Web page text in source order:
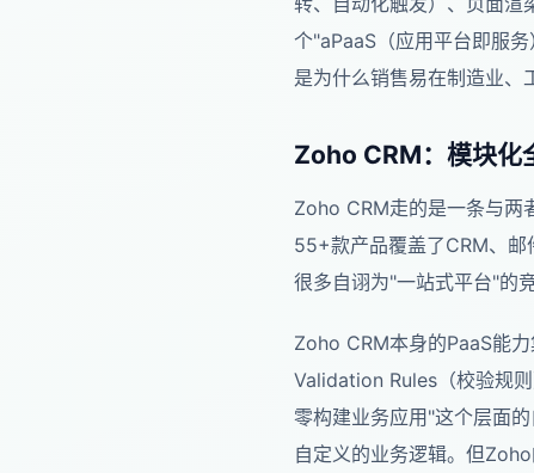
个"aPaaS（应用平台即服
是为什么销售易在制造业、
Zoho CRM：模块化
Zoho CRM走的是一条与
55+款产品覆盖了CRM、邮
很多自诩为"一站式平台"的
Zoho CRM本身的PaaS能
Validation Rules（校验规
零构建业务应用"这个层面
自定义的业务逻辑。但